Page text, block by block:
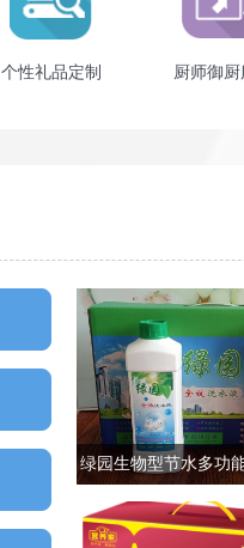
个性礼品定制 厨师御厨
绿园生物型节水多功